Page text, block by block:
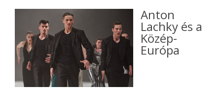
Anton
Lachky és a
Közép-
Európa